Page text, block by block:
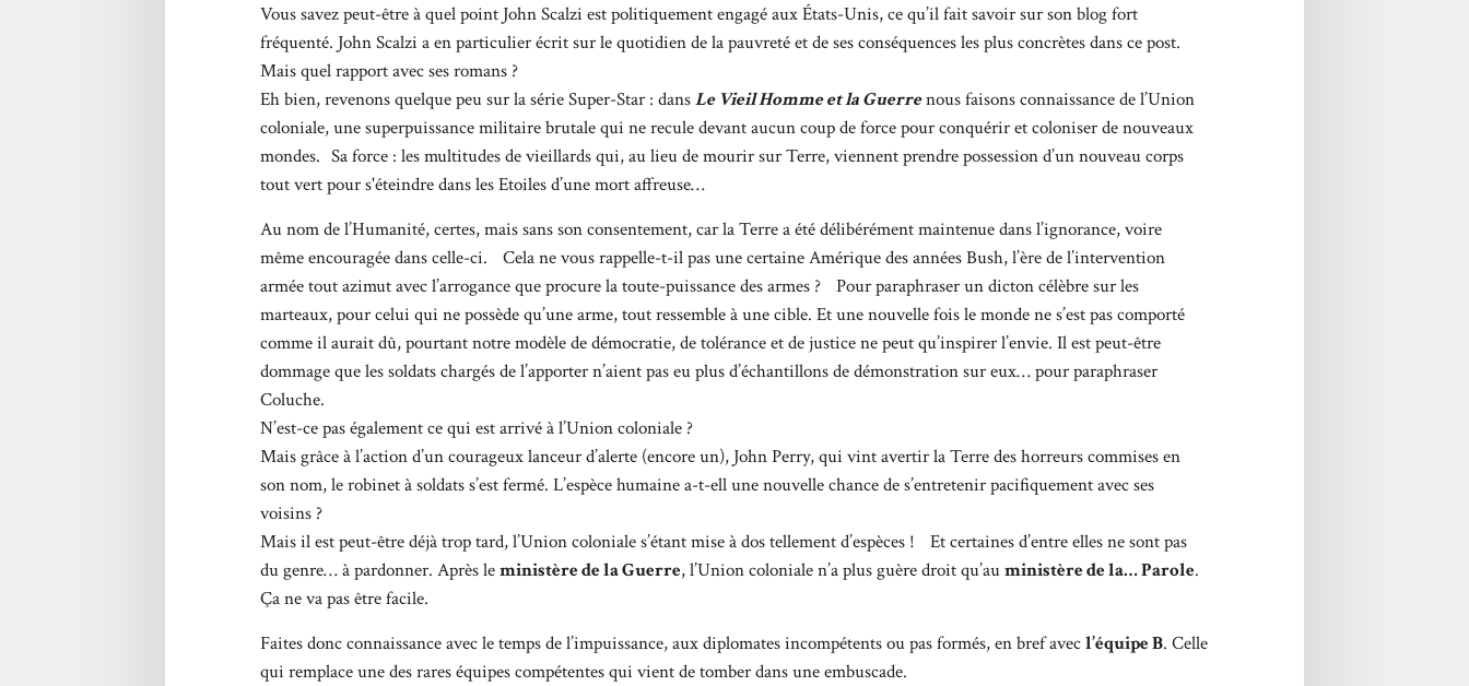
Vous savez peut-être à quel point John Scalzi est politiquement engagé aux États-Unis, ce qu’il fait savoir sur sonblogfort
fréquenté. John Scalzi a en particulier écrit sur le quotidien de la pauvreté et de ses conséquences les plus concrètes dans ce post.
Mais quel rapport avec ses romans ?
Eh bien, revenons quelque peu sur la série Super-Star : dansLe Vieil Homme et la Guerrenous faisons connaissance de l’Union
coloniale, une superpuissance militaire brutale qui ne recule devant aucun coup de force pour conquérir et coloniser de nouveaux
mondes. Sa force : les multitudes de vieillards qui, au lieu de mourir sur Terre, viennent prendre possession d’un nouveau corps
tout vert pour s'éteindre dans les Etoiles d’une mort affreuse…
Au nom de l’Humanité, certes, mais sans son consentement, car la Terre a été délibérément maintenue dans l’ignorance, voire
même encouragée dans celle-ci. Cela ne vous rappelle-t-il pas une certaine Amérique des années Bush, l’ère de l’intervention
armée tout azimut avec l’arrogance que procure la toute-puissance des armes ? Pour paraphraser un dicton célèbre sur les
marteaux, pour celui qui ne possède qu’une arme, tout ressemble à une cible. Et une nouvelle fois le monde ne s’est pas comporté
comme il aurait dû, pourtant notre modèle de démocratie, de tolérance et de justice ne peut qu’inspirer l’envie. Il est peut-être
dommage que les soldats chargés de l’apporter n’aient pas eu plus d’échantillons de démonstration sur eux… pour paraphraser
Coluche.
N’est-ce pas également ce qui est arrivé à l’Union coloniale ?
Mais grâce à l’action d’un courageux lanceur d’alerte (encore un), John Perry, qui vint avertir la Terre des horreurs commises en
son nom, le robinet à soldats s’est fermé. L’espèce humaine a-t-ell une nouvelle chance de s’entretenir pacifiquement avec ses
voisins ?
Mais il est peut-être déjà trop tard, l’Union coloniale s’étant mise à dos tellement d’espèces ! Et certaines d’entre elles ne sont pas
du genre… à pardonner. Après leministère de la Guerre, l’Union coloniale n’a plus guère droit qu’auministère de la… Parole.
Ça ne va pas être facile.
Faites donc connaissance avec le temps de l’impuissance, aux diplomates incompétents ou pas formés, en bref avecl’équipe B. Celle
qui remplace une des rares équipes compétentes qui vient de tomber dans une embuscade.